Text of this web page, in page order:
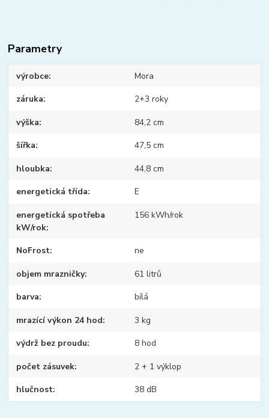
Parametry
výrobce Mora
záruka 2+3 roky
výška 84,2 cm
šířka 47,5 cm
hloubka 44,8 cm
energetická třída E
energetická spotřeba
kW/rok
156 kWh/rok
NoFrost ne
objem mrazničky 61 litrů
barva bílá
mrazící výkon 24 hod 3 kg
výdrž bez proudu 8 hod
počet zásuvek 2 + 1 výklop
hlučnost 38 dB